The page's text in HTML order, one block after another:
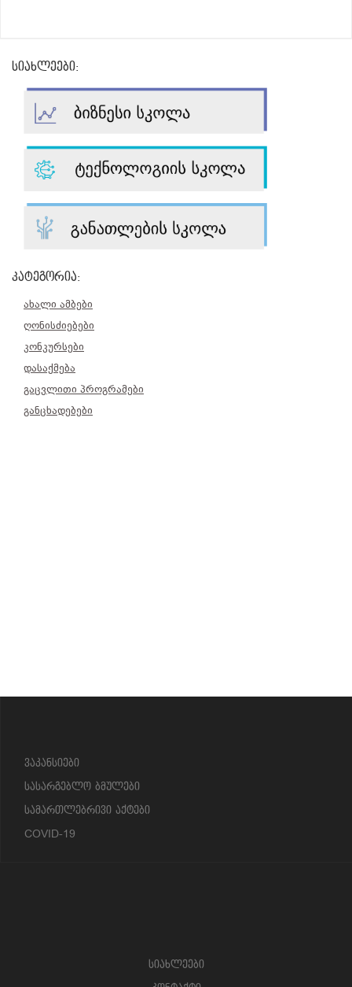
სიახლეები:
კატეგორია:
ახალი ამბები
ღონისძიებები
კონკურსები
დასაქმება
გაცვლითი პროგრამები
განცხადებები
ვაკანსიები
სასარგებლო ბმულები
სამართლებრივი აქტები
COVID-19
სიახლეები